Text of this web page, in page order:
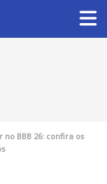
no BBB 26: confira os